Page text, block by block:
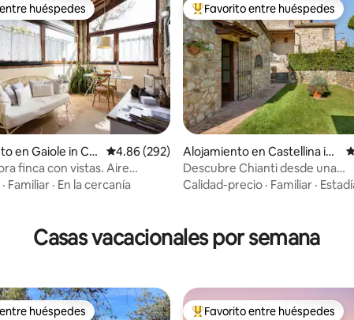
de 5, 60 reseñas
huéspedes
huéspedes
en Gaiole in Chi
Calificación promedio: 4.86 de 5, 292 reseñas
4.86 (292)
finca con vistas. Aire
en las habitaciones
· Familiar · En la cercanía
Favorito entre huéspedes
Favorito entre huéspedes
Alojamiento en Castellina in
Chianti
Descubre Chianti desde una
encantadora casa de piedra
Calidad-precio · Familiar ·
Casas vacacionales por semana
huéspedes Favorito entre huéspedes